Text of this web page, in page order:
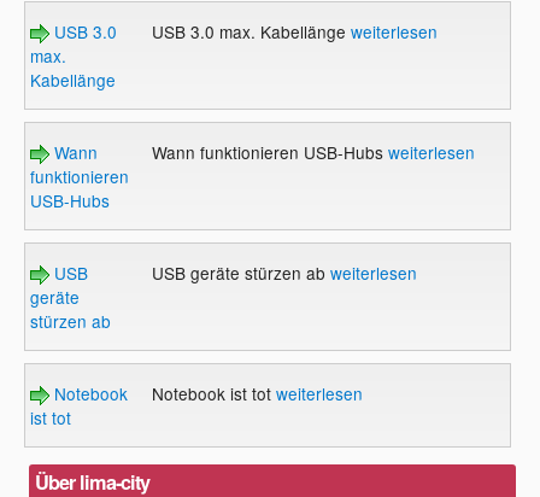
USB 3.0
max.
Kabellänge
USB 3.0 max. Kabellänge weiterlesen
Wann
funktionieren
USB-Hubs
Wann funktionieren USB-Hubs weiterlesen
USB
geräte
stürzen ab
USB geräte stürzen ab weiterlesen
Notebook
ist tot
Notebook ist tot weiterlesen
Über lima-city